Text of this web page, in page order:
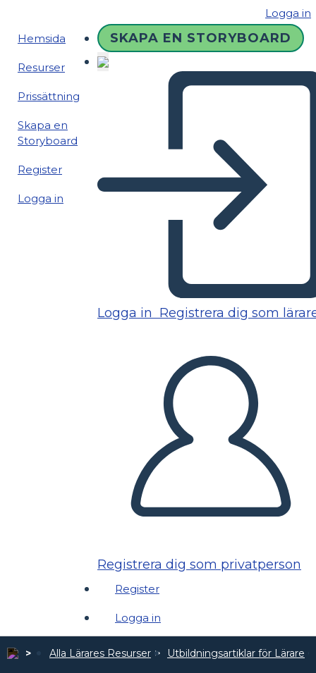
Logga in
Hemsida
Resurser
Prissättning
Skapa en
Storyboard
Register
Logga in
SKAPA EN STORYBOARD
Logga in Registrera dig som
Registrera dig som privatperson
Register
Logga in
Alla Lärares Resurser Utbildningsartiklar för Lärare